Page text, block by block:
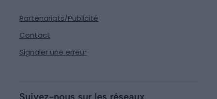
Partenariats/Publicité
Contact
Signaler une erreur